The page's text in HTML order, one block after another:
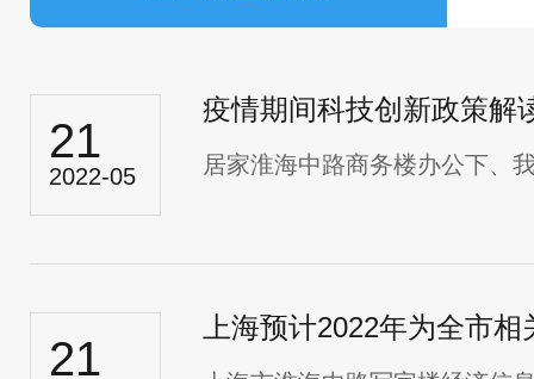
21
2022-05
疫情期间科技创新政策解
居家淮海中路商务楼办公下、
21